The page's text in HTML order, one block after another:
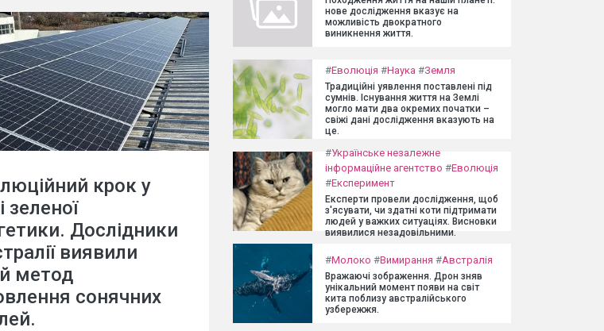
крок у
зеленої
Дослідники
виявили
метод
сонячних
нове дослідження вказує на
можливість двократного
виникнення життя.
#Еволюція #Наука #Земля
Традиційні уявлення поставлені під
сумнів. Існування життя на Землі
могло мати два окремих початки –
свіжі дані дослідження вказують на
це.
#Українське незалежне
інформаційне агентство #Еволюція
#Експеримент
Експерти провели дослідження, щоб
з'ясувати, чи здатні коти підтримати
людей у важких ситуаціях. Висновки
виявилися незадовільними.
#Молоко #Вимирання #Австралія
Вражаючі зображення. Дрон зняв
унікальний момент появи на світ
кита поблизу австралійського
узбережжя.